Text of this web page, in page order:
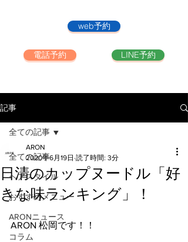
web予約
電話予約 LINE予約
記事
全ての記事
ヘアスタイル
おすすめメニュー
ARONニュース
コラム
全ての記事
日清のカップヌードル「好
きな味ランキング」！
ARON
2020年6月19日 読了時間: 3分
ARON 松岡です！！